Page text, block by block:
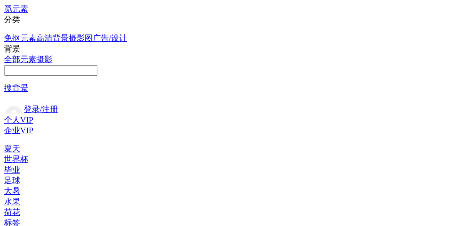
觅元素
分类
免抠元素高清背景摄影图 广告/设计
背景
全部元素摄影
搜背景
登录/注册
个人VIP
企业VIP
夏天
世界杯
毕业
足球
大暑
水果
荷花
标签